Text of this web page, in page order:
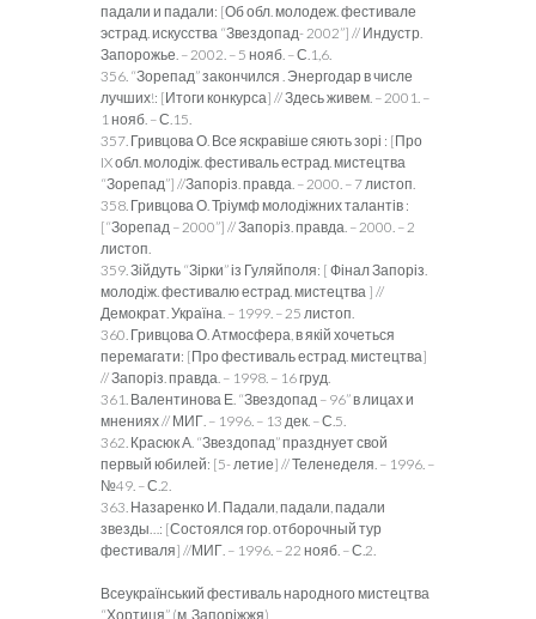
падали и падали: [Об обл. молодеж. фестивале
эстрад. искусства “Звездопад- 2002”] // Индустр.
Запорожье. – 2002. – 5 нояб. – С.1,6.
356. “Зорепад” закончился . Энергодар в числе
лучших!: [Итоги конкурса] // Здесь живем. – 2001. –
1 нояб. – С.15.
357. Гривцова О. Все яскравіше сяють зорі : [Про
IX обл. молодіж. фестиваль естрад. мистецтва
“Зорепад”] //Запоріз. правда. – 2000. – 7 листоп.
358. Гривцова О. Тріумф молодіжних талантів :
[“Зорепад – 2000”] // Запоріз. правда. – 2000. – 2
листоп.
359. Зійдуть “Зірки” із Гуляйполя: [ Фінал Запоріз.
молодіж. фестивалю естрад. мистецтва ] //
Демократ. Україна. – 1999. – 25 листоп.
360. Гривцова О. Атмосфера, в якій хочеться
перемагати: [Про фестиваль естрад. мистецтва]
// Запоріз. правда. – 1998. – 16 груд.
361. Валентинова Е. “Звездопад – 96” в лицах и
мнениях // МИГ. – 1996. – 13 дек. – С.5.
362. Красюк А. “Звездопад” празднует свой
первый юбилей: [5- летие] // Теленеделя. – 1996. –
№49. – С.2.
363. Назаренко И. Падали, падали, падали
звезды…: [Состоялся гор. отборочный тур
фестиваля] //МИГ. – 1996. – 22 нояб. – С.2.
Всеукраїнський фестиваль народного мистецтва
“Хортиця” (м. Запоріжжя)